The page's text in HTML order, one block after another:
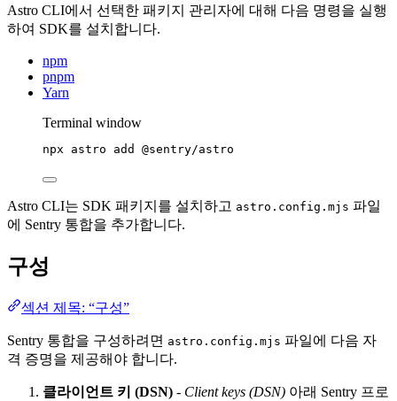
Astro CLI에서 선택한 패키지 관리자에 대해 다음 명령을 실행
하여 SDK를 설치합니다.
npm
pnpm
Yarn
Terminal window
npx astro add @sentry/astro
Astro CLI는 SDK 패키지를 설치하고 astro.config.mjs 파일
에 Sentry 통합을 추가합니다.
구성
섹션 제목: “구성”
Sentry 통합을 구성하려면 astro.config.mjs 파일에 다음 자
격 증명을 제공해야 합니다.
클라이언트 키 (DSN) - Client keys (DSN) 아래 Sentry 프로